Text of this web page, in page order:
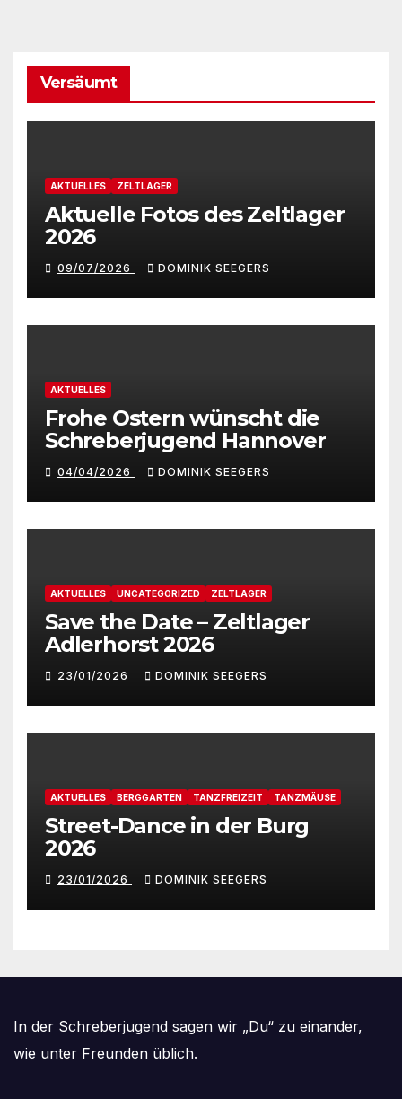
Versäumt
AKTUELLES ZELTLAGER
Aktuelle Fotos des Zeltlager
2026
09/07/2026 DOMINIK SEEGERS
AKTUELLES
Frohe Ostern wünscht die
Schreberjugend Hannover
04/04/2026 DOMINIK SEEGERS
AKTUELLES UNCATEGORIZED ZELTLAGER
Save the Date – Zeltlager
Adlerhorst 2026
23/01/2026 DOMINIK SEEGERS
AKTUELLES BERGGARTEN TANZFREIZEIT TANZMÄUSE
Street-Dance in der Burg
2026
23/01/2026 DOMINIK SEEGERS
In der Schreberjugend sagen wir „Du“ zu einander,
wie unter Freunden üblich.